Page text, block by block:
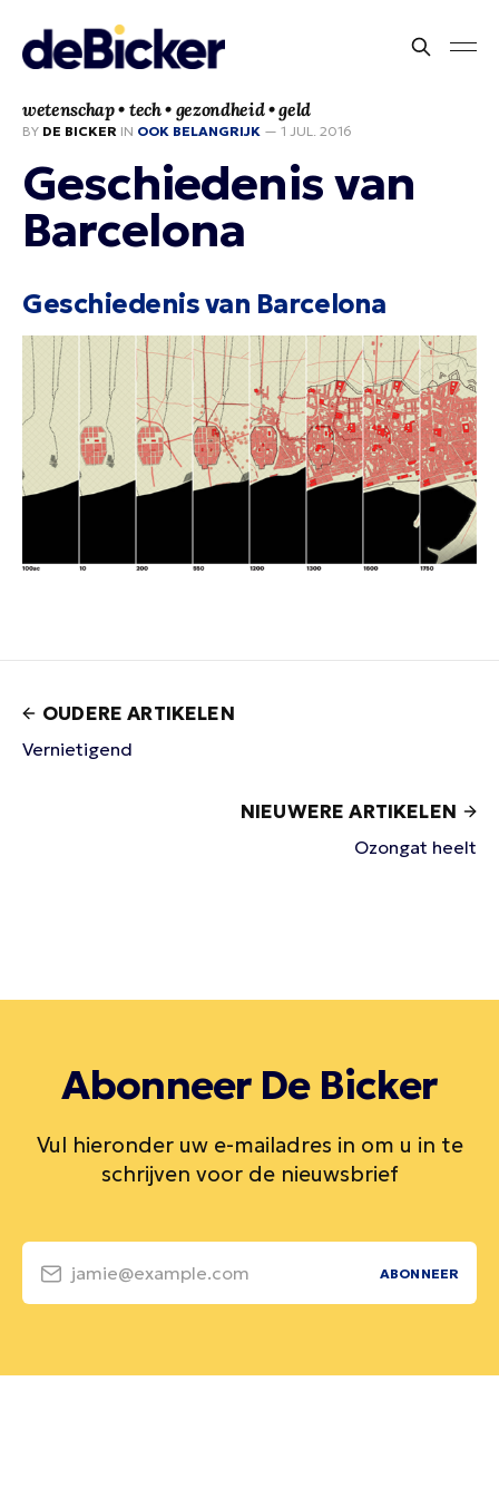
wetenschap • tech • gezondheid • geld
BY DE BICKER IN OOK BELANGRIJK — 1 JUL. 2016
Geschiedenis van
Barcelona
Geschiedenis van Barcelona
OUDERE ARTIKELEN
Vernietigend
NIEUWERE ARTIKELEN
Ozongat heelt
Abonneer De Bicker
Vul hieronder uw e-mailadres in om u in te
schrijven voor de nieuwsbrief
jamie@example.com ABONNEER